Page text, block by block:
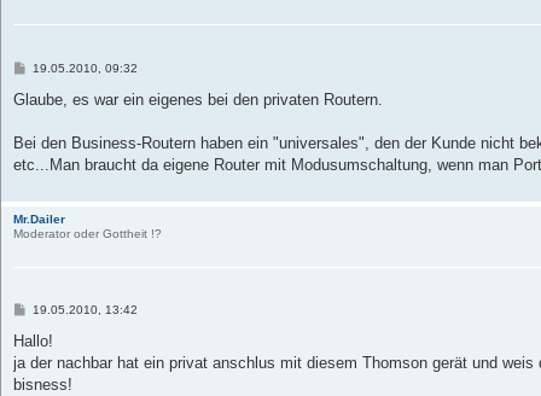
B
i
a
19.05.2010, 09:32
Glaube, es war ein eigenes bei den privaten Routern.
Bei den Business-Routern haben ein "universales", den der Kunde nicht
etc...Man braucht da eigene Router mit Modusumschaltung, wenn man
Mr.Dailer
Moderator oder Gottheit !?
B
i
r
a
19.05.2010, 13:42
Hallo!
ja der nachbar hat ein privat anschlus mit diesem Thomson gerät und
bisness!